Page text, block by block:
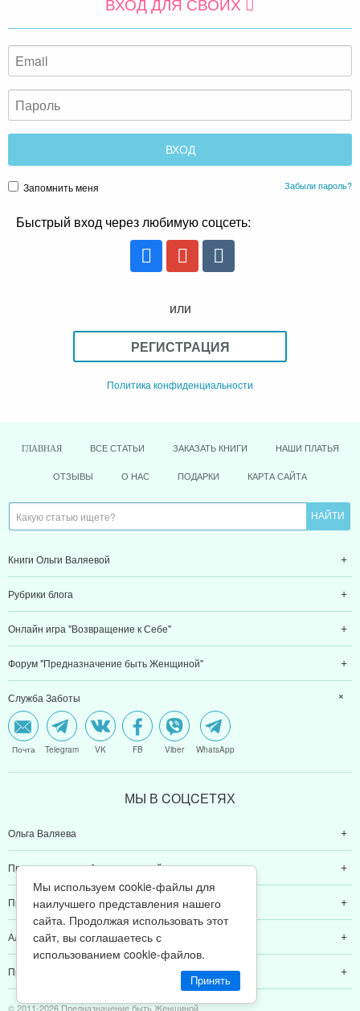
Запомнить меня Забыли пароль?
Быстрый вход через любимую соцсеть:
или
РЕГИСТРАЦИЯ
Политика конфиденциальности
ГЛАВНАЯ ВСЕ СТАТЬИ ЗАКАЗАТЬ КНИГИ НАШИ ПЛАТЬЯ
ОТЗЫВЫ О НАС ПОДАРКИ КАРТА САЙТА
Книги Ольги Валяевой
Рубрики блога
Онлайн игра "Возвращение к Себе"
Форум "Предназначение быть Женщиной"
Служба Заботы
Почта Telegram VK FB Viber WhatsApp
МЫ В CОЦCЕТЯХ
Ольга Валяева
Предназначение быть женщиной
Предназначение быть мамой
Алексей Валяев
Предназначение быть папой
© 2011-2026 Предназначение быть Женщиной
Мы используем cookie-файлы для
наилучшего представления нашего
сайта. Продолжая использовать этот
сайт, вы соглашаетесь с
использованием cookie-файлов.
Принять